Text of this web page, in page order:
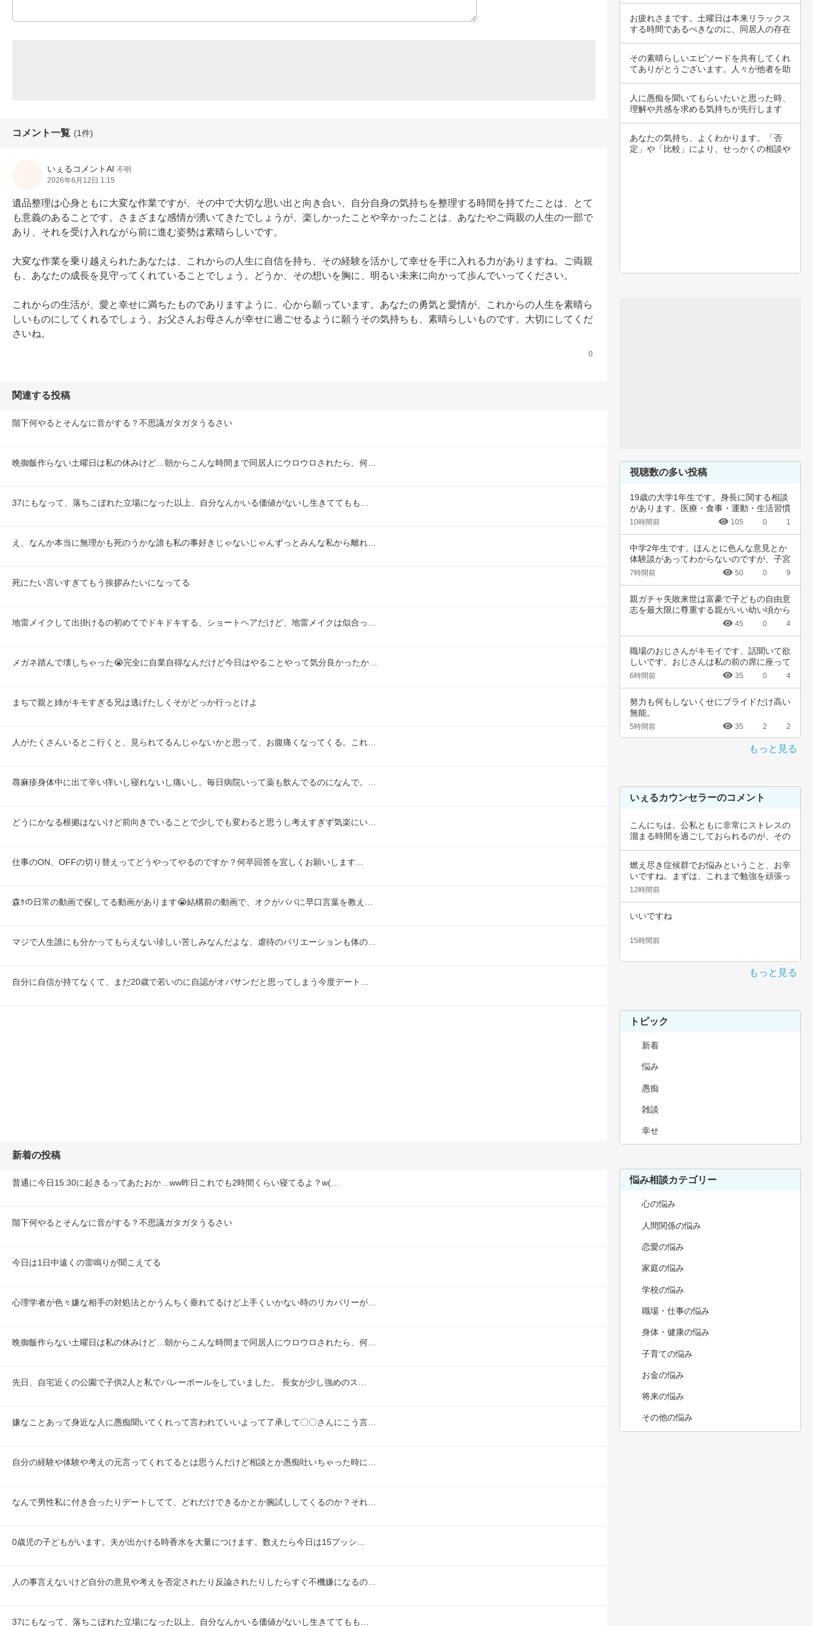
コメント一覧 (1件)
いぇるコメントAI 不明
2026年6月12日 1:15
遺品整理は心身ともに大変な作業ですが、その中で大切な思い出と向き合い、自分自身の気持ちを整理する時間を持てたことは、とて
も意義のあることです。さまざまな感情が湧いてきたでしょうが、楽しかったことや辛かったことは、あなたやご両親の人生の一部で
あり、それを受け入れながら前に進む姿勢は素晴らしいです。
大変な作業を乗り越えられたあなたは、これからの人生に自信を持ち、その経験を活かして幸せを手に入れる力がありますね。ご両親
も、あなたの成長を見守ってくれていることでしょう。どうか、その想いを胸に、明るい未来に向かって歩んでいってください。
これからの生活が、愛と幸せに満ちたものでありますように、心から願っています。あなたの勇気と愛情が、これからの人生を素晴ら
しいものにしてくれるでしょう。お父さんお母さんが幸せに過ごせるように願うその気持ちも、素晴らしいものです。大切にしてくだ
さいね。
0
関連する投稿
階下何やるとそんなに音がする？不思議ガタガタうるさい
晩御飯作らない土曜日は私の休みけど…朝からこんな時間まで同居人にウロウロされたら、何…
37にもなって、落ちこぼれた立場になった以上、自分なんかいる価値がないし生きててもも…
え、なんか本当に無理かも死のうかな誰も私の事好きじゃないじゃんずっとみんな私から離れ…
死にたい言いすぎてもう挨拶みたいになってる
地雷メイクして出掛けるの初めてでドキドキする、ショートヘアだけど、地雷メイクは似合っ…
メガネ踏んで壊しちゃった😭完全に自業自得なんだけど今日はやることやって気分良かったか…
まぢで親と姉がキモすぎる兄は逃げたしくそがどっか行っとけよ
人がたくさんいるとこ行くと、見られてるんじゃないかと思って、お腹痛くなってくる。これ…
蕁麻疹身体中に出て辛い痒いし寝れないし痛いし。毎日病院いって薬も飲んでるのになんで。…
どうにかなる根拠はないけど前向きでいることで少しでも変わると思うし考えすぎず気楽にい…
仕事のON、OFFの切り替えってどうやってやるのですか？何卒回答を宜しくお願いします…
森ｹの日常の動画で探してる動画があります😭結構前の動画で、オクがパパに早口言葉を教え…
マジで人生誰にも分かってもらえない珍しい苦しみなんだよな、虐待のバリエーションも体の…
自分に自信が持てなくて、まだ20歳で若いのに自認がオバサンだと思ってしまう今度デート…
新着の投稿
普通に今日15:30に起きるってあたおか…ww昨日これでも2時間くらい寝てるよ？w(…
階下何やるとそんなに音がする？不思議ガタガタうるさい
今日は1日中遠くの雷鳴りが聞こえてる
心理学者が色々嫌な相手の対処法とかうんちく垂れてるけど上手くいかない時のリカバリーが…
晩御飯作らない土曜日は私の休みけど…朝からこんな時間まで同居人にウロウロされたら、何…
先日、自宅近くの公園で子供2人と私でバレーボールをしていました。 長女が少し強めのス…
嫌なことあって身近な人に愚痴聞いてくれって言われていいよって了承して〇〇さんにこう言…
自分の経験や体験や考えの元言ってくれてるとは思うんだけど相談とか愚痴吐いちゃった時に…
なんで男性私に付き合ったりデートしてて、どれだけできるかとか腕試ししてくるのか？それ…
0歳児の子どもがいます。夫が出かける時香水を大量につけます。数えたら今日は15プッシ…
人の事言えないけど自分の意見や考えを否定されたり反論されたりしたらすぐ不機嫌になるの…
37にもなって、落ちこぼれた立場になった以上、自分なんかいる価値がないし生きててもも…
お疲れさまです。土曜日は本来リラックス
する時間であるべきなのに、同居人の存在
その素晴らしいエピソードを共有してくれ
てありがとうございます。人々が他者を助
人に愚痴を聞いてもらいたいと思った時、
理解や共感を求める気持ちが先行します
あなたの気持ち、よくわかります。「否
定」や「比較」により、せっかくの相談や
視聴数の多い投稿
19歳の大学1年生です。身長に関する相談
があります。医療・食事・運動・生活習慣
など、…
10時間前 105 0 1
中学2年生です。ほんとに色んな意見とか
体験談があってわからないのですが、子宮
頚がんワ…
7時間前 50 0 9
親ガチャ失敗来世は富豪で子どもの自由意
志を最大限に尊重する親がいい幼い頃から
45 0 4
職場のおじさんがキモイです、話聞いて欲
しいです。おじさんは私の前の席に座って
いて、い…
6時間前 35 0 4
努力も何もしないくせにプライドだけ高い
無能。
5時間前 35 2 2
もっと見る
いぇるカウンセラーのコメント
こんにちは。公私ともに非常にストレスの
溜まる時間を過ごしておられるのが、その
燃え尽き症候群でお悩みということ、お辛
いですね。まずは、これまで勉強を頑張っ
てこられ…
12時間前
いいですね
15時間前
もっと見る
トピック
新着
悩み
愚痴
雑談
幸せ
悩み相談カテゴリー
心の悩み
人間関係の悩み
恋愛の悩み
家庭の悩み
学校の悩み
職場・仕事の悩み
身体・健康の悩み
子育ての悩み
お金の悩み
将来の悩み
その他の悩み